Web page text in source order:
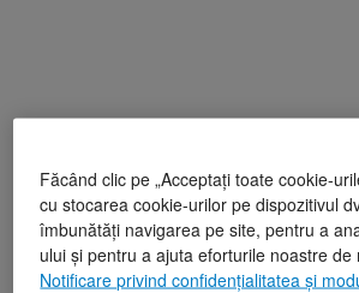
Făcând clic pe „Acceptați toate cookie-
cu stocarea cookie-urilor pe dispozitivul
îmbunătăți navigarea pe site, pentru a
ului și pentru a ajuta eforturile noastre de
Notificare privind confidențialitatea și